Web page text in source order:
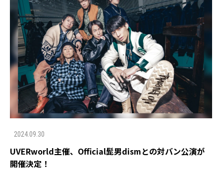
2024.09.30
UVERworld主催、Official髭男dismとの対バン公演が
開催決定！